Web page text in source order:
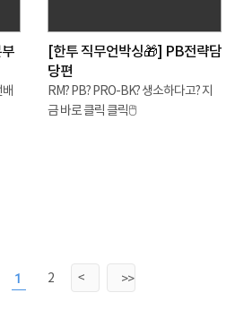
[한투 직무언박싱🎁] PB전략담
당편
RM? PB? PRO-BK? 생소하다고? 지
금 바로 클릭 클릭🖱
1 2 > >>